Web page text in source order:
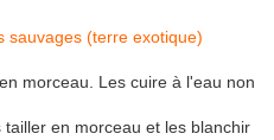
sauvages (terre exotique)
morceau. Les cuire à l'eau non
en morceau et les blanchir